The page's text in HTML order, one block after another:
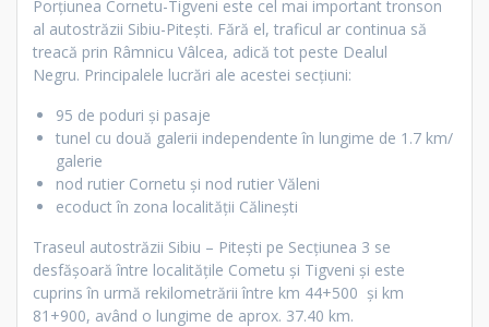
Porțiunea Cornetu-Tigveni este cel mai important tronson
al autostrăzii Sibiu-Pitești. Fără el, traficul ar continua să
treacă prin Râmnicu Vâlcea, adică tot peste Dealul
Negru. Principalele lucrări ale acestei secţiuni:
95 de poduri și pasaje
tunel cu două galerii independente în lungime de 1.7 km/
galerie
nod rutier Cornetu și nod rutier Văleni
ecoduct în zona localităţii Călineşti
Traseul autostrăzii Sibiu – Pitești pe Secțiunea 3 se
desfășoară între localitățile Cometu și Tigveni și este
cuprins în urmă rekilometrării între km 44+500 și km
81+900, având o lungime de aprox. 37.40 km.